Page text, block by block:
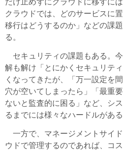
クラウドでは、どのサービスに
移行はどうするのか」などの課
る。
セキュリティの課題もある。
解も解け「とにかくセキュリテ
くなってきたが、「万一設定を
穴が空いてしまったら」「最重
ないと監査的に困る」など、シ
るまでには様々なハードルがある
一方で、マネージメントサイ
ウドで管理するのであれば、コ